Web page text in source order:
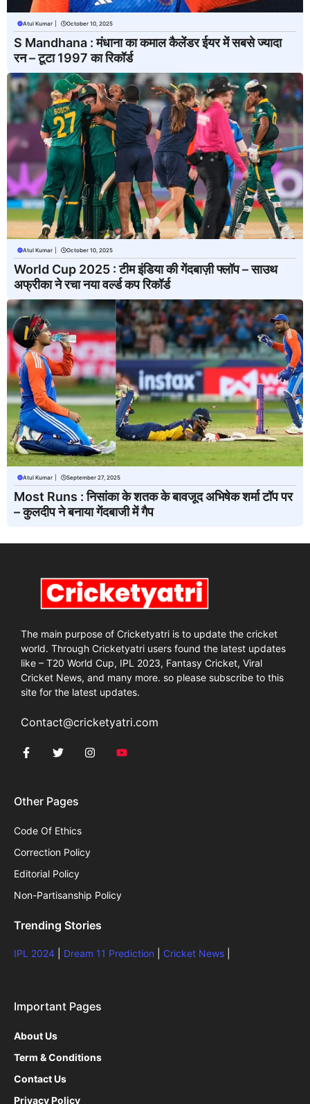
Atul Kumar October 10, 2025
S Mandhana : मंधाना का कमाल कैलेंडर ईयर में सबसे ज्यादा
रन – टूटा 1997 का रिकॉर्ड
Atul Kumar October 10, 2025
World Cup 2025 : टीम इंडिया की गेंदबाज़ी फ्लॉप – साउथ
अफ्रीका ने रचा नया वर्ल्ड कप रिकॉर्ड
Atul Kumar September 27, 2025
Most Runs : निसांका के शतक के बावजूद अभिषेक शर्मा टॉप पर
– कुलदीप ने बनाया गेंदबाजी में गैप
The main purpose of Cricketyatri is to update the cricket
world. Through Cricketyatri users found the latest updates
like – T20 World Cup, IPL 2023, Fantasy Cricket, Viral
Cricket News, and many more. so please subscribe to this
site for the latest updates.
Contact@cricketyatri.com
Other Pages
Code Of Ethics
Correction Policy
Editorial Policy
Non-Partisanship Policy
Trending Stories
IPL 2024 Dream 11 Prediction Cricket News
Important Pages
About Us
Term & Conditions
Contact Us
Privacy Policy